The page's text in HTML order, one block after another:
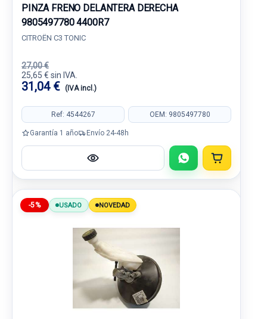
PINZA FRENO DELANTERA DERECHA
9805497780 4400R7
CITROËN C3 TONIC
27,00 €
25,65 € sin IVA.
31,04 € (IVA incl.)
Ref: 4544267 OEM: 9805497780
Garantía 1 año Envío 24-48h
-5% USADO NOVEDAD